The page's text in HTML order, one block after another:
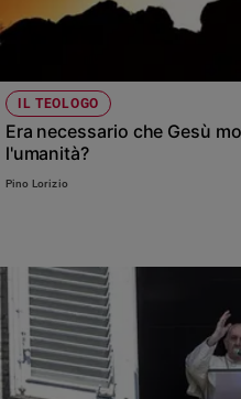
IL TEOLOGO
Era necessario che Gesù
l'umanità?
Pino Lorizio